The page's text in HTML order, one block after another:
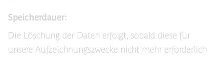
Speicherdauer:
Die Löschung der Daten erfolgt, sobald diese für
unsere Aufzeichnungszwecke nicht mehr erforderlich